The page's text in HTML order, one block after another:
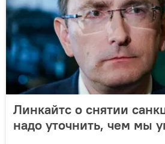
Линкайтс о снятии
надо уточнить, чем мы